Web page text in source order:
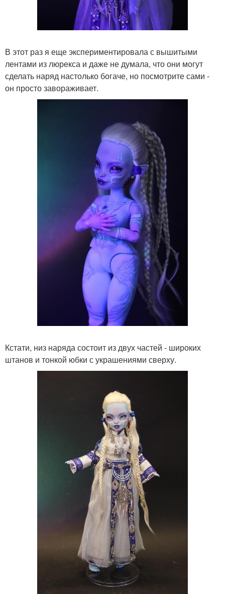
В этот раз я еще экспериментировала с вышитыми
лентами из люрекса и даже не думала, что они могут
сделать наряд настолько богаче, но посмотрите сами -
он просто завораживает.
Кстати, низ наряда состоит из двух частей - широких
штанов и тонкой юбки с украшениями сверху.